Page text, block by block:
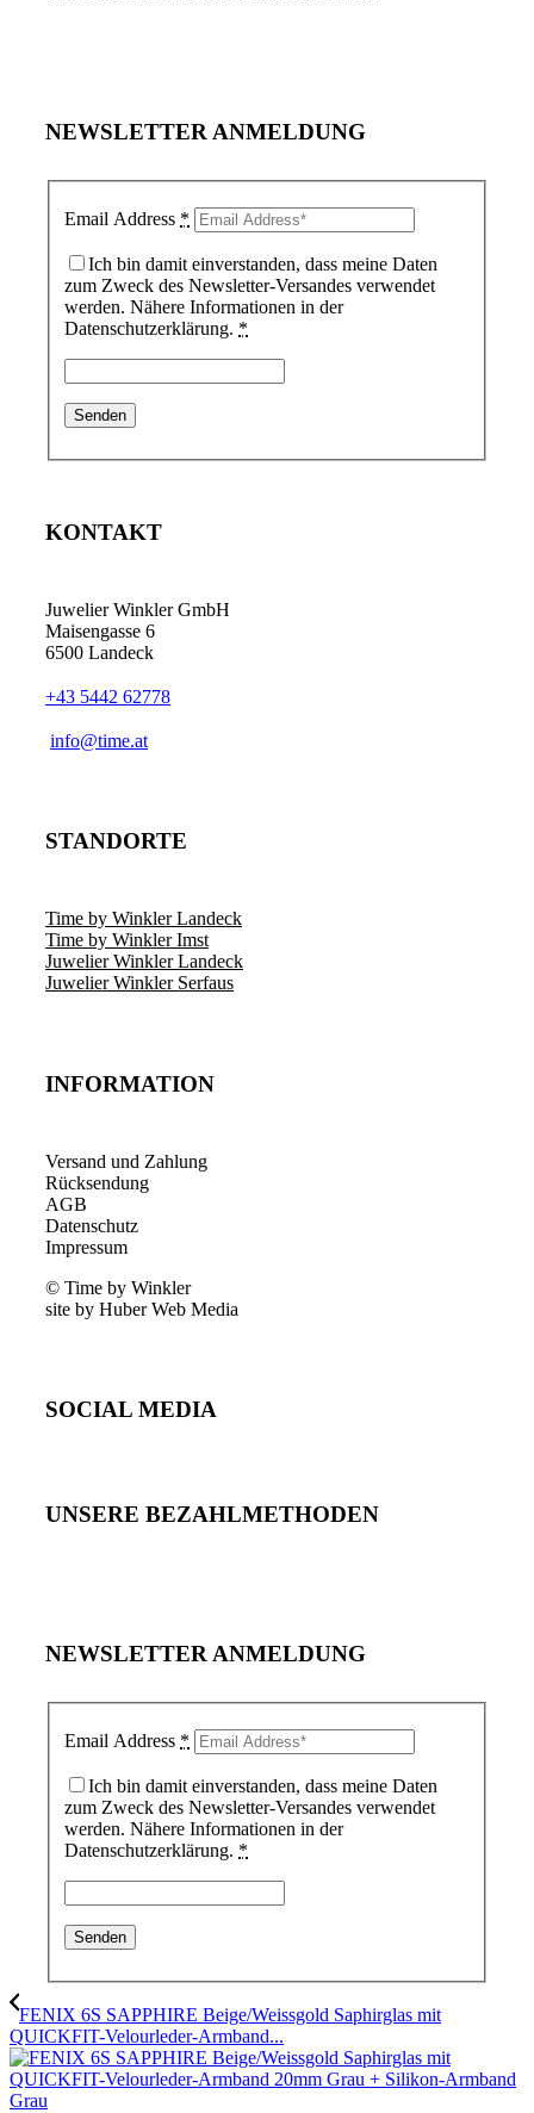
NEWSLETTER ANMELDUNG
Email Address *
Ich bin damit einverstanden, dass meine Daten
zum Zweck des Newsletter-Versandes verwendet
werden. Nähere Informationen in der
Datenschutzerklärung. *
KONTAKT
Juwelier Winkler GmbH
Maisengasse 6
6500 Landeck
+43 5442 62778
info@time.at
STANDORTE
Time by Winkler Landeck
Time by Winkler Imst
Juwelier Winkler Landeck
Juwelier Winkler Serfaus
INFORMATION
Versand und Zahlung
Rücksendung
AGB
Datenschutz
Impressum
© Time by Winkler
site by Huber Web Media
SOCIAL MEDIA
UNSERE BEZAHLMETHODEN
NEWSLETTER ANMELDUNG
Email Address *
Ich bin damit einverstanden, dass meine Daten
zum Zweck des Newsletter-Versandes verwendet
werden. Nähere Informationen in der
Datenschutzerklärung. *
FENIX 6S SAPPHIRE Beige/Weissgold Saphirglas mit
QUICKFIT-Velourleder-Armband...